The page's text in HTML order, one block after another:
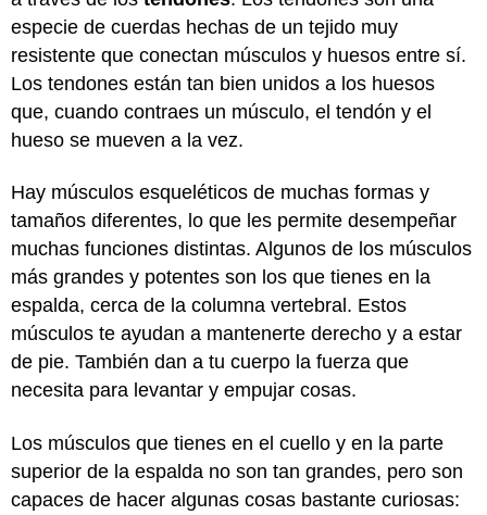
especie de cuerdas hechas de un tejido muy
resistente que conectan músculos y huesos entre sí.
Los tendones están tan bien unidos a los huesos
que, cuando contraes un músculo, el tendón y el
hueso se mueven a la vez.
Hay músculos esqueléticos de muchas formas y
tamaños diferentes, lo que les permite desempeñar
muchas funciones distintas. Algunos de los músculos
más grandes y potentes son los que tienes en la
espalda, cerca de la columna vertebral. Estos
músculos te ayudan a mantenerte derecho y a estar
de pie. También dan a tu cuerpo la fuerza que
necesita para levantar y empujar cosas.
Los músculos que tienes en el cuello y en la parte
superior de la espalda no son tan grandes, pero son
capaces de hacer algunas cosas bastante curiosas: